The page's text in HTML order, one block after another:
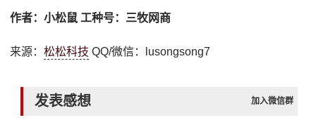
作者：小松鼠 工种号：三牧网商
来源：松松科技 QQ/微信：lusongsong7
发表感想 加入微信群